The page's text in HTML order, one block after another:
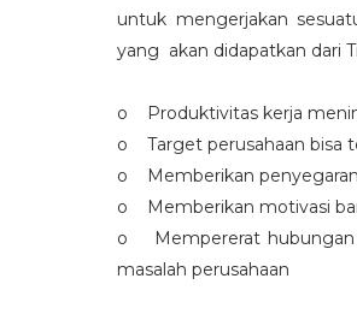
untuk mengerjakan
yang akan didapatkan dari
o Produktivitas kerja
o Target perusahaan bisa
o Memberikan
o Memberikan motivasi
o Mempererat hubungan
masalah perusahaan